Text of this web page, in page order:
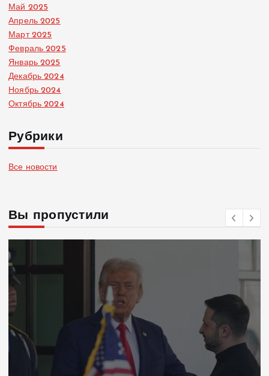
Май 2025
Апрель 2025
Март 2025
Февраль 2025
Январь 2025
Декабрь 2024
Ноябрь 2024
Октябрь 2024
Рубрики
Все новости
Вы пропустили